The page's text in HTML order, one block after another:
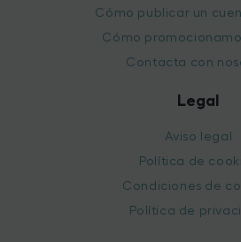
Cómo publicar un
Cómo
Contacta con
Legal
Aviso legal
Política de
Condiciones de
Política de